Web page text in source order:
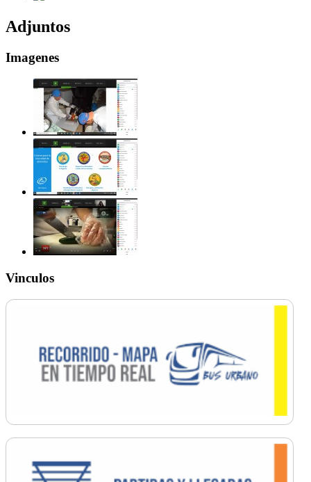
Adjuntos
Imagenes
Vinculos